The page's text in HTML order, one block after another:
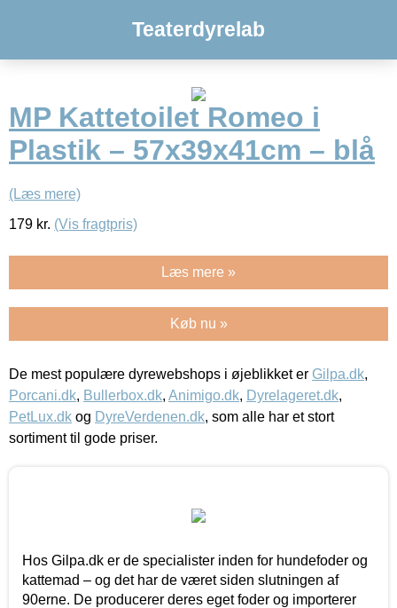
Teaterdyrelab
MP Kattetoilet Romeo i
Plastik – 57x39x41cm – blå
(Læs mere)
179 kr. (Vis fragtpris)
Læs mere »
Køb nu »
De mest populære dyrewebshops i øjeblikket er Gilpa.dk,
Porcani.dk, Bullerbox.dk, Animigo.dk, Dyrelageret.dk,
PetLux.dk og DyreVerdenen.dk, som alle har et stort
sortiment til gode priser.
Hos Gilpa.dk er de specialister inden for hundefoder og
kattemad – og det har de været siden slutningen af
90erne. De producerer deres eget foder og importerer